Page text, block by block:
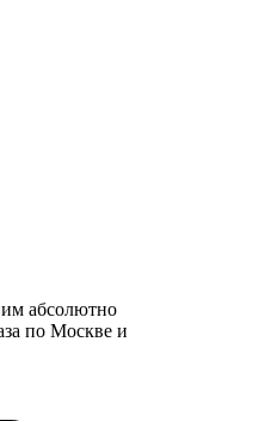
абсолютно
по Москве и